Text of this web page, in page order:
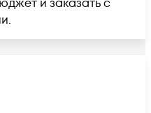
и заказать с